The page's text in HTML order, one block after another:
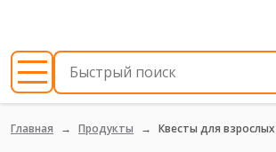
Главная Продукты Квесты для взрослых